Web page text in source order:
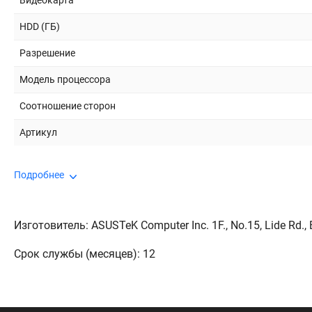
HDD (ГБ)
Разрешение
Модель процессора
Соотношение сторон
Артикул
Подробнее
Изготовитель: ASUSTeK Computer Inc. 1F., No.15, Lide
Срок службы (месяцев): 12